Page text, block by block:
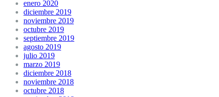
enero 2020
diciembre 2019
noviembre 2019
octubre 2019
septiembre 2019
agosto 2019
julio 2019
marzo 2019
diciembre 2018
noviembre 2018
octubre 2018